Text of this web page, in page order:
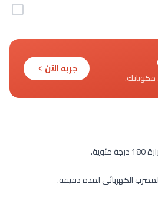
جربه الآن
الكهربائي لمدة دقيقة.